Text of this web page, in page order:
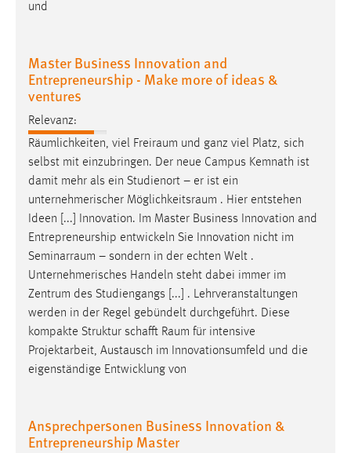
und
Master Business Innovation and
Entrepreneurship - Make more of ideas &
ventures
Relevanz:
Räumlichkeiten, viel Freiraum und ganz viel Platz, sich
selbst mit einzubringen. Der neue Campus Kemnath ist
damit mehr als ein Studienort – er ist ein
unternehmerischer Möglichkeitsraum . Hier entstehen
Ideen [...] Innovation. Im Master Business Innovation and
Entrepreneurship entwickeln Sie Innovation nicht im
Seminarraum – sondern in der echten Welt .
Unternehmerisches Handeln steht dabei immer im
Zentrum des Studiengangs [...] . Lehrveranstaltungen
werden in der Regel gebündelt durchgeführt. Diese
kompakte Struktur schafft Raum für intensive
Projektarbeit, Austausch im Innovationsumfeld und die
eigenständige Entwicklung von
Ansprechpersonen Business Innovation &
Entrepreneurship Master